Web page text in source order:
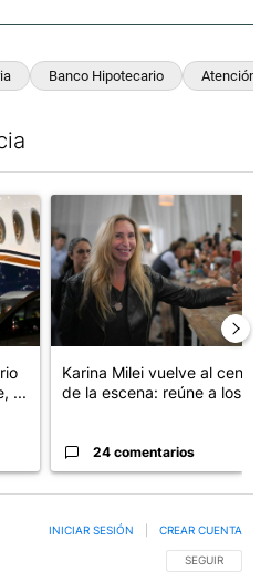
Banco Hipotecario Atención
el título "Lionel Messi llegó a
...
Un artículo de tendencia
Karina Milei vuelve al centro
de la escena: reúne a los...
24 comentarios
SIGA ESTA
SEGUIR
INICIAR SESIÓN CREAR CUENTA